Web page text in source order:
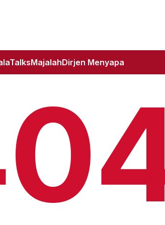
MajalahDirjen Menyapa